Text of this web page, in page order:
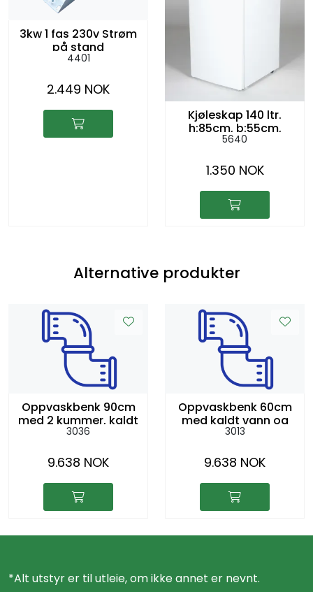
3kw 1 fas 230v Strøm
på stand
4401
2.449 NOK
Kjøleskap 140 ltr.
h:85cm, b:55cm,
d:60cm
5640
1.350 NOK
Alternative produkter
Oppvaskbenk 90cm
med 2 kummer, kaldt
vann, avløp
3036
9.638 NOK
Oppvaskbenk 60cm
med kaldt vann og
avløp
3013
9.638 NOK
*Alt utstyr er til utleie, om ikke annet er nevnt.